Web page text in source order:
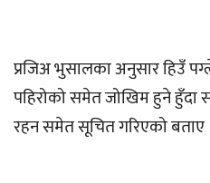
प्रजिअ भुसालका अनुसार हिउँ
पहिरोको समेत जोखिम हुने हुँदा
रहन समेत सूचित गरिएको बताए